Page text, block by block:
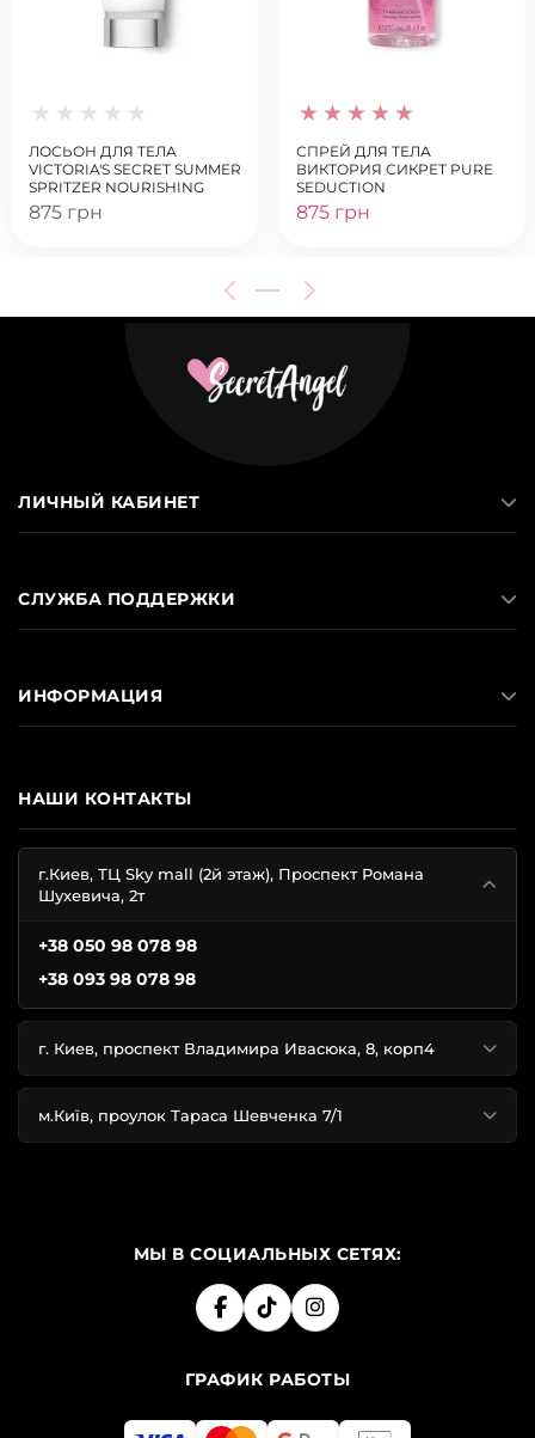
ЛОСЬОН ДЛЯ ТЕЛА
VICTORIA'S SECRET SUMMER
SPRITZER NOURISHING
HAND & BODY LOTION
COCONUT GRANITA
875 грн
СПРЕЙ ДЛЯ ТЕЛА
ВИКТОРИЯ СИКРЕТ PURE
SEDUCTION
875 грн
НАШИ КОНТАКТЫ
г.Киев, ТЦ Sky mall (2й этаж), Проспект Романа
Шухевича, 2т
+38 050 98 078 98
+38 093 98 078 98
г. Киев, проспект Владимира Ивасюка, 8, корп4
м.Київ, проулок Тараса Шевченка 7/1
ЛИЧНЫЙ КАБИНЕТ
СЛУЖБА ПОДДЕРЖКИ
ИНФОРМАЦИЯ
МЫ В СОЦИАЛЬНЫХ СЕТЯХ:
ГРАФИК РАБОТЫ